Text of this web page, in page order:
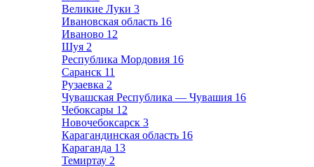
Великие Луки 3
Ивановская область 16
Иваново 12
Шуя 2
Республика Мордовия 16
Саранск 11
Рузаевка 2
Чувашская Республика — Чувашия 16
Чебоксары 12
Новочебоксарск 3
Карагандинская область 16
Караганда 13
Темиртау 2